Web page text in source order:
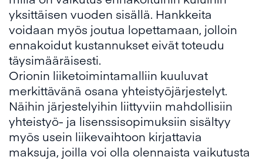
yksittäisen vuoden sisällä. Hankkeita
voidaan myös joutua lopettamaan, jolloin
ennakoidut kustannukset eivät toteudu
täysimääräisesti.
Orionin liiketoimintamalliin kuuluvat
merkittävänä osana yhteistyöjärjestelyt.
Näihin järjestelyihin liittyviin mahdollisiin
yhteistyö- ja lisenssisopimuksiin sisältyy
myös usein liikevaihtoon kirjattavia
maksuja, joilla voi olla olennaista vaikutusta